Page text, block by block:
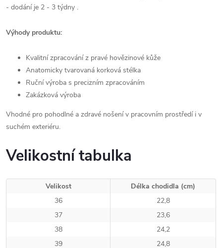
- dodání je 2 - 3 týdny .
Výhody produktu:
Kvalitní zpracování z pravé hovězinové kůže
Anatomicky tvarovaná korková stélka
Ruční výroba s precizním zpracováním
Zakázková výroba
Vhodné pro pohodlné a zdravé nošení v pracovním prostředí i v
suchém exteriéru.
Velikostní tabulka
Velikost
Délka chodidla (cm)
36
22,8
37
23,6
38
24,2
39
24,8